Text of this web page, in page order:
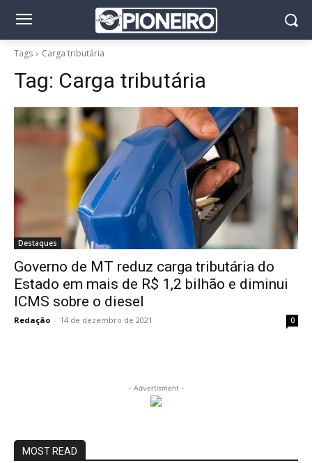
Tags Carga tributária
Tag: Carga tributária
Destaques
Governo de MT reduz carga tributária do
Estado em mais de R$ 1,2 bilhão e diminui
ICMS sobre o diesel
Redação - 14 de dezembro de 2021 0
- Advertisment -
MOST READ